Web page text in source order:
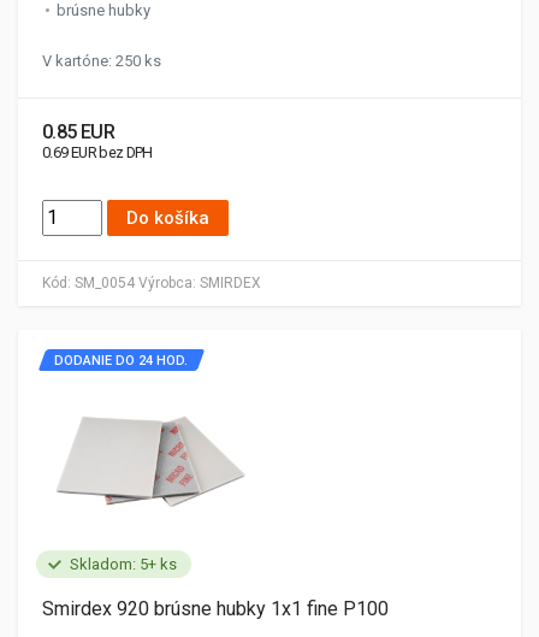
Kód: SM_0054 Výrobca: SMIRDEX
brúsne hubky
V kartóne: 250 ks
0.85 EUR
0.69 EUR bez DPH
Do košíka
Skladom: 5+ ks
DODANIE DO 24 HOD.
Smirdex 920 brúsne hubky 1x1 fine P100